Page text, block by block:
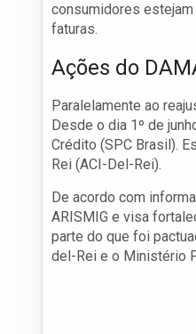
consumidores
faturas.
Ações do
Paralelamente ao
Desde o dia 1º de
Crédito (SPC Brasil).
Rei (ACI-Del-Rei).
De acordo com
ARISMIG e visa
parte do que foi
del-Rei e o Ministério